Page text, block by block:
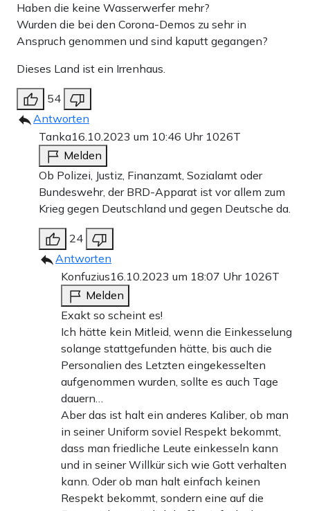
Haben die keine Wasserwerfer mehr?
Wurden die bei den Corona-Demos zu sehr in
Anspruch genommen und sind kaputt gegangen?
Dieses Land ist ein Irrenhaus.
54
Antworten
Tanka16.10.2023 um 10:46 Uhr 1026T
Melden
Ob Polizei, Justiz, Finanzamt, Sozialamt oder
Bundeswehr, der BRD-Apparat ist vor allem zum
Krieg gegen Deutschland und gegen Deutsche da.
24
Antworten
Konfuzius16.10.2023 um 18:07 Uhr 1026T
Melden
Exakt so scheint es!
Ich hätte kein Mitleid, wenn die Einkesselung
solange stattgefunden hätte, bis auch die
Personalien des Letzten eingekesselten
aufgenommen wurden, sollte es auch Tage
dauern…
Aber das ist halt ein anderes Kaliber, ob man
in seiner Uniform soviel Respekt bekommt,
dass man friedliche Leute einkesseln kann
und in seiner Willkür sich wie Gott verhalten
kann. Oder ob man halt einfach keinen
Respekt bekommt, sondern eine auf die